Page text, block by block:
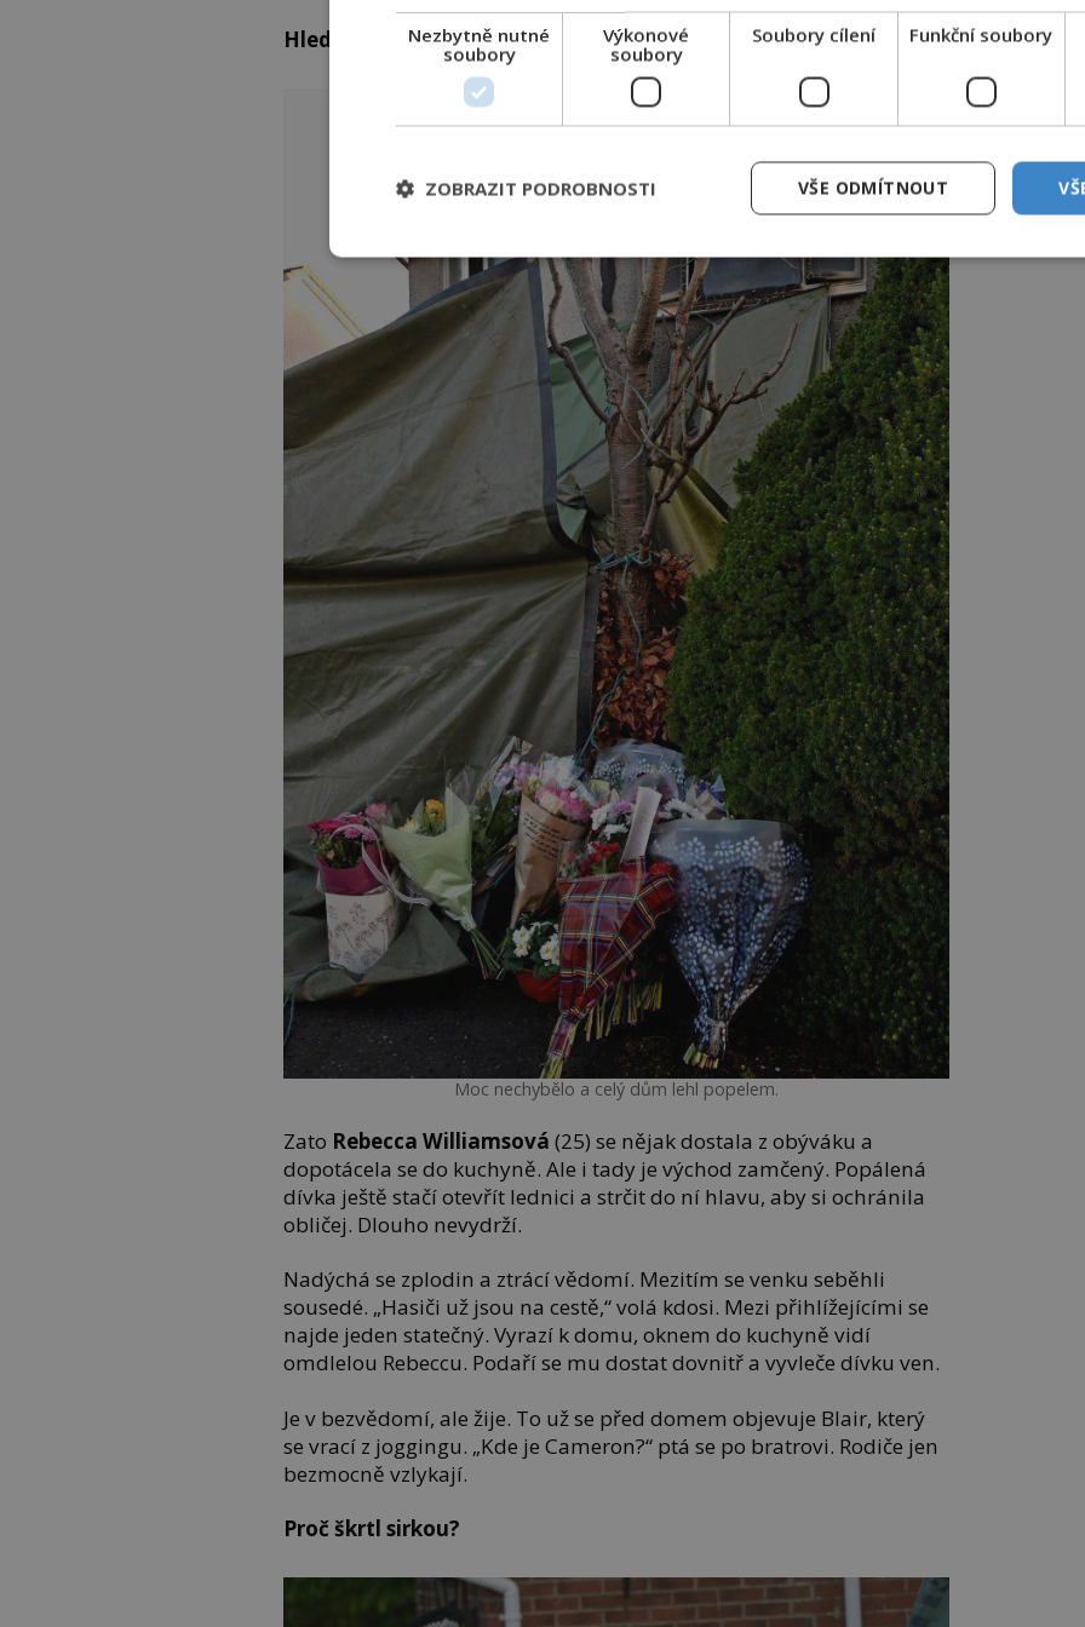
Hledá úkryt v ledničce
Moc nechybělo a celý dům lehl popelem.
Zato Rebecca Williamsová (25) se nějak dostala z obýváku a
dopotácela se do kuchyně. Ale i tady je východ zamčený. Popálená
dívka ještě stačí otevřít lednici a strčit do ní hlavu, aby si ochránila
obličej. Dlouho nevydrží.
Nadýchá se zplodin a ztrácí vědomí. Mezitím se venku seběhli
sousedé. „Hasiči už jsou na cestě,“ volá kdosi. Mezi přihlížejícími se
najde jeden statečný. Vyrazí k domu, oknem do kuchyně vidí
omdlelou Rebeccu. Podaří se mu dostat dovnitř a vyvleče dívku ven.
Je v bezvědomí, ale žije. To už se před domem objevuje Blair, který
se vrací z joggingu. „Kde je Cameron?“ ptá se po bratrovi. Rodiče jen
bezmocně vzlykají.
Proč škrtl sirkou?
Nezbytně nutné
soubory
Výkonové
soubory
Soubory cílení Funkční soubory
VŠE ODMÍTNOUT
ZOBRAZIT PODROBNOSTI